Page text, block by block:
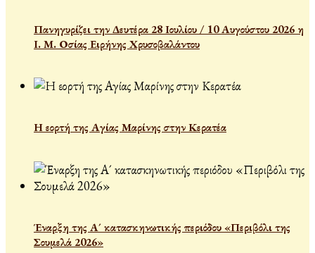
Πανηγυρίζει την Δευτέρα 28 Ιουλίου / 10 Αυγούστου 2026 η
Ι. Μ. Οσίας Ειρήνης Χρυσοβαλάντου
Η εορτή της Αγίας Μαρίνης στην Κερατέα
Έναρξη της Α´ κατασκηνωτικής περιόδου «Περιβόλι της
Σουμελά 2026»